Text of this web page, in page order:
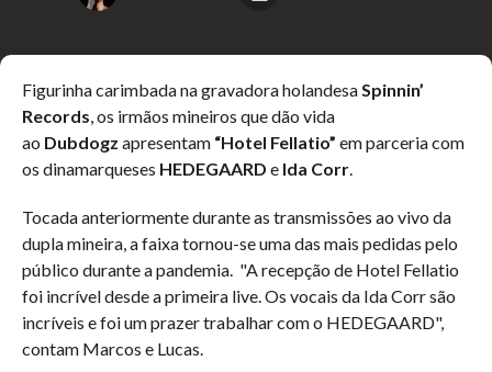
Figurinha carimbada na gravadora holandesaSpinnin’
Records, os irmãos mineiros que dão vida
ao Dubdogz apresentam “Hotel Fellatio” em parceria com
os dinamarqueses HEDEGAARD e Ida Corr.
Tocada anteriormente durante as transmissões ao vivo da
dupla mineira, a faixa tornou-se uma das mais pedidas pelo
público durante a pandemia. "A recepção de Hotel Fellatio
foi incrível desde a primeira live. Os vocais da Ida Corr são
incríveis e foi um prazer trabalhar com o HEDEGAARD",
contam Marcos e Lucas.